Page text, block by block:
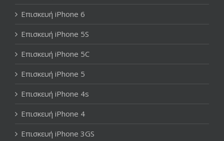
Επισκευή iPhone 6
Επισκευή iPhone 5S
Επισκευή iPhone 5C
Επισκευή iPhone 5
Επισκευή iPhone 4s
Επισκευή iPhone 4
Επισκευή iPhone 3GS